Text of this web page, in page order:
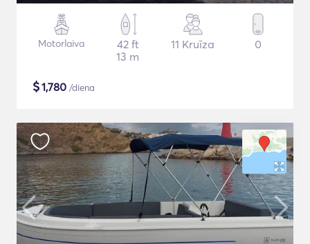
Motorlaiva
42 ft
13 m
11 Kruīza 0
$1,780 /diena